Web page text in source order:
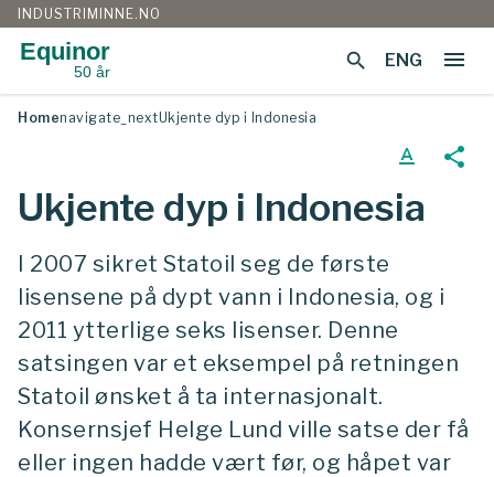
menu
INDUSTRIMINNE.NO
Equinor
50 år search ENG
Homenavigate_nextUkjente dyp i Indonesia
Ukjente dyp i Indonesia
text_format share
I 2007 sikret Statoil seg de første
lisensene på dypt vann i Indonesia, og i
2011 ytterlige seks lisenser. Denne
satsingen var et eksempel på retningen
Statoil ønsket å ta internasjonalt.
Konsernsjef Helge Lund ville satse der få
eller ingen hadde vært før, og håpet var